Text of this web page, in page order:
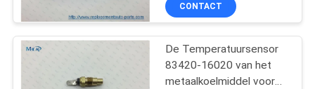
CONTACT
De Temperatuursensor
83420-16020 van het
metaalkoelmiddel voor